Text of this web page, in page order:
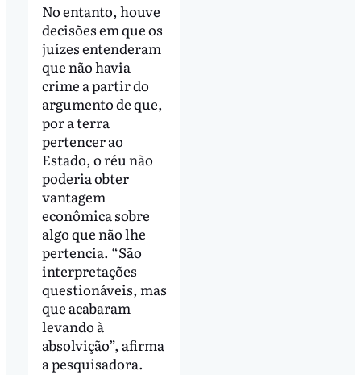
No entanto, houve
decisões em que os
juízes entenderam
que não havia
crime a partir do
argumento de que,
por a terra
pertencer ao
Estado, o réu não
poderia obter
vantagem
econômica sobre
algo que não lhe
pertencia. “São
interpretações
questionáveis, mas
que acabaram
levando à
absolvição”, afirma
a pesquisadora.